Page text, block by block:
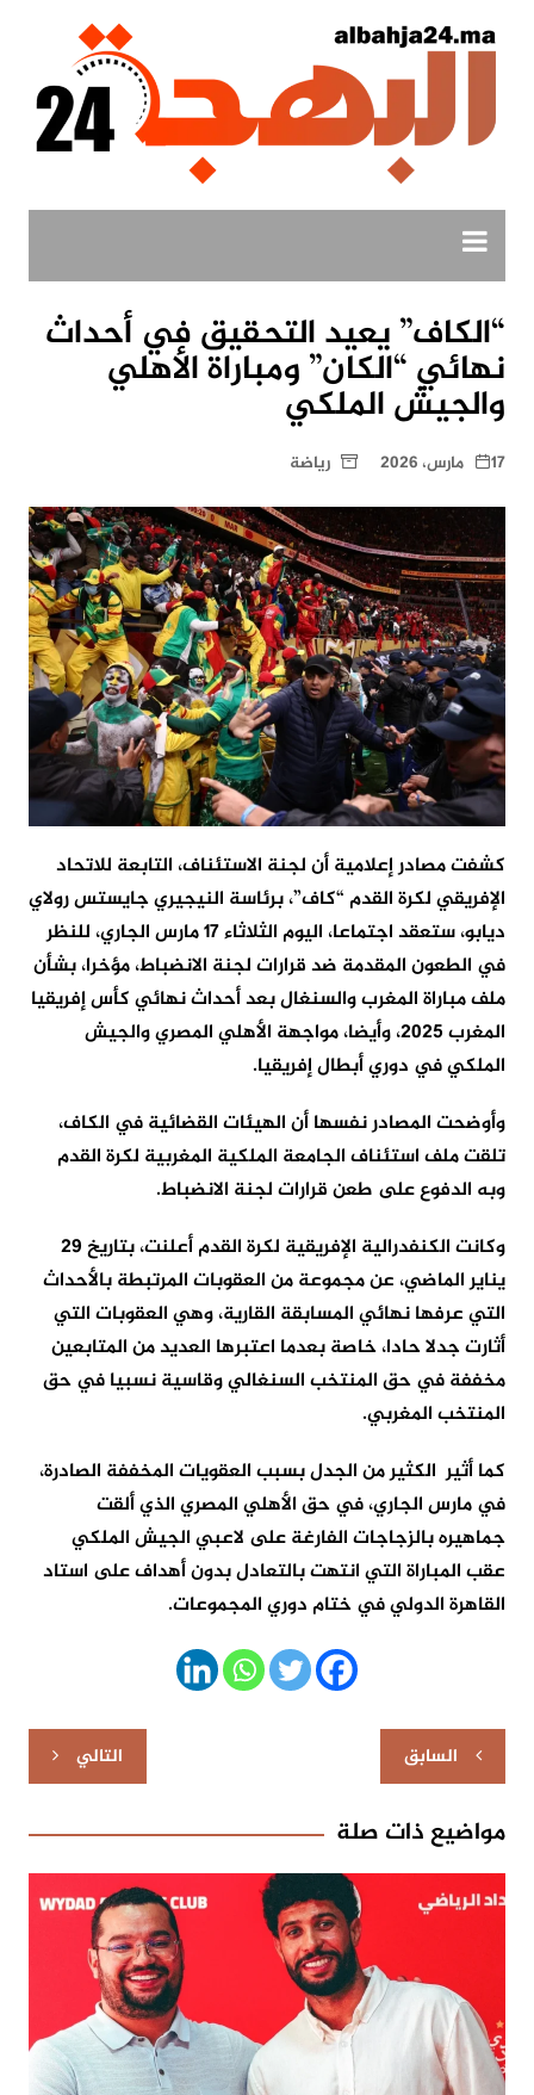
“الكاف” يعيد التحقيق في أحداث
نهائي “الكان” ومباراة الأهلي
والجيش الملكي
17 مارس، 2026 رياضة
كشفت مصادر إعلامية أن لجنة الاستئناف، التابعة للاتحاد
الإفريقي لكرة القدم “كاف”، برئاسة النيجيري جايستس رولاي
ديابو، ستعقد اجتماعا، اليوم الثلاثاء 17 مارس الجاري، للنظر
في الطعون المقدمة ضد قرارات لجنة الانضباط، مؤخرا، بشأن
ملف مباراة المغرب والسنغال بعد أحداث نهائي كأس إفريقيا
المغرب 2025، وأيضا، مواجهة الأهلي المصري والجيش
الملكي في دوري أبطال إفريقيا.
وأوضحت المصادر نفسها أن الهيئات القضائية في الكاف،
تلقت ملف استئناف الجامعة الملكية المغربية لكرة القدم
وبه الدفوع على طعن قرارات لجنة الانضباط.
وكانت الكنفدرالية الإفريقية لكرة القدم أعلنت، بتاريخ 29
يناير الماضي، عن مجموعة من العقوبات المرتبطة بالأحداث
التي عرفها نهائي المسابقة القارية، وهي العقوبات التي
أثارت جدلا حادا، خاصة بعدما اعتبرها العديد من المتابعين
مخففة في حق المنتخب السنغالي وقاسية نسبيا في حق
المنتخب المغربي.
كما أثير الكثير من الجدل بسبب العقويات المخففة الصادرة،
في مارس الجاري، في حق الأهلي المصري الذي ألقت
جماهيره بالزجاجات الفارغة على لاعبي الجيش الملكي
عقب المباراة التي انتهت بالتعادل بدون أهداف على استاد
القاهرة الدولي في ختام دوري المجموعات.
تصفّح
المقالات
السابق التالي
مواضيع ذات صلة